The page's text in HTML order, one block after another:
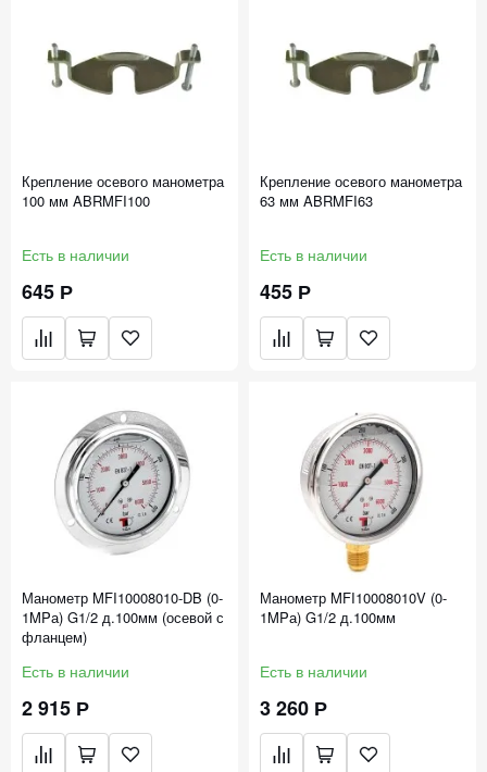
Крепление осевого манометра
100 мм ABRMFI100
Есть в наличии
645 Р
Крепление осевого манометра
63 мм ABRMFI63
Есть в наличии
455 Р
Манометр MFI10008010-DB (0-
1MPа) G1/2 д.100мм (осевой с
фланцем)
Есть в наличии
2 915 Р
Манометр MFI10008010V (0-
1MPа) G1/2 д.100мм
Есть в наличии
3 260 Р